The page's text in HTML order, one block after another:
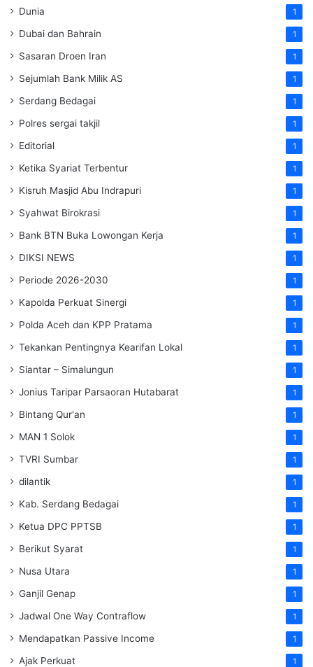
Dunia 1
Dubai dan Bahrain 1
Sasaran Droen Iran 1
Sejumlah Bank Milik AS 1
Serdang Bedagai 1
Polres sergai takjil 1
Editorial 1
Ketika Syariat Terbentur 1
Kisruh Masjid Abu Indrapuri 1
Syahwat Birokrasi 1
Bank BTN Buka Lowongan Kerja 1
DIKSI NEWS 1
Periode 2026-2030 1
Kapolda Perkuat Sinergi 1
Polda Aceh dan KPP Pratama 1
Tekankan Pentingnya Kearifan Lokal 1
Siantar – Simalungun 1
Jonius Taripar Parsaoran Hutabarat 1
Bintang Qur'an 1
MAN 1 Solok 1
TVRI Sumbar 1
dilantik 1
Kab. Serdang Bedagai 1
Ketua DPC PPTSB 1
Berikut Syarat 1
Nusa Utara 1
Ganjil Genap 1
Jadwal One Way Contraflow 1
Mendapatkan Passive Income 1
Ajak Perkuat 1